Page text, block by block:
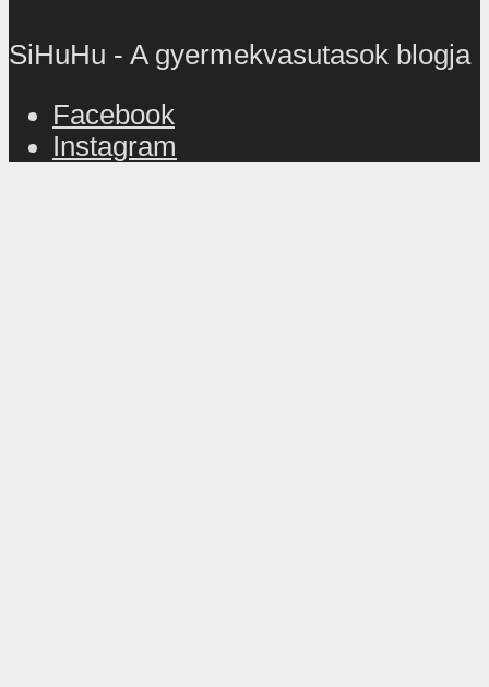
SiHuHu - A gyermekvasutasok blogja
Facebook
Instagram